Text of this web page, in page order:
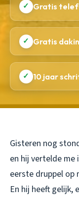
✓ Gratis
✓ Gratis
✓ 10 jaar
Gisteren nog
en hij vertelde me
eerste druppel op
En hij heeft gelijk,